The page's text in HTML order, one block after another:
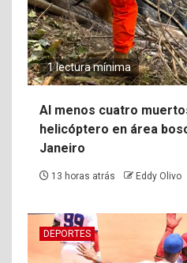
1 lectura mínima
Al menos cuatro
helicóptero en área
Janeiro
13 horas atrás Eddy Olivo
DEPORTES